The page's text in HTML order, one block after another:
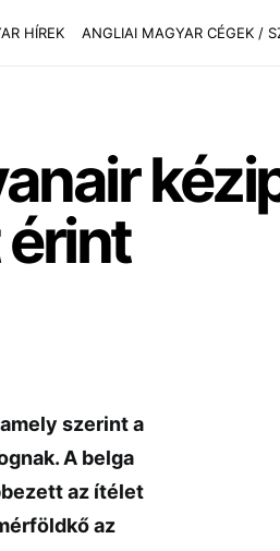
HÍREK ANGLIAI MAGYAR CÉGEK /
szerint a
A belga
az ítélet
az